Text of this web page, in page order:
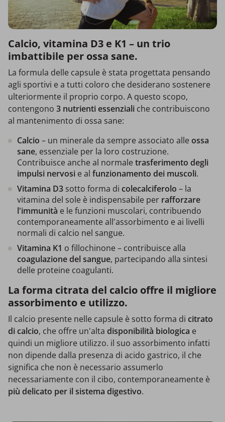
Calcio, vitamina D3 e K1 – un trio
imbattibile per ossa sane.
La formula delle capsule è stata progettata pensando
agli sportivi e a tutti coloro che desiderano sostenere
ulteriormente il proprio corpo. A questo scopo,
contengono 3 nutrienti essenziali che contribuiscono
al mantenimento di ossa sane:
Calcio – un minerale da sempre associato alle ossa
sane, essenziale per la loro costruzione.
Contribuisce anche al normale trasferimento degli
impulsi nervosi e al funzionamento dei muscoli.
Vitamina D3 sotto forma di colecalciferolo – la
vitamina del sole è indispensabile per rafforzare
l'immunità e le funzioni muscolari, contribuendo
contemporaneamente all'assorbimento e ai livelli
normali di calcio nel sangue.
Vitamina K1 o fillochinone – contribuisce alla
coagulazione del sangue, partecipando alla sintesi
delle proteine coagulanti.
La forma citrata del calcio offre il migliore
assorbimento e utilizzo.
Il calcio presente nelle capsule è sotto forma di citrato
di calcio, che offre un'alta disponibilità biologica e
quindi un migliore utilizzo. il suo assorbimento infatti
non dipende dalla presenza di acido gastrico, il che
significa che non è necessario assumerlo
necessariamente con il cibo, contemporaneamente è
più delicato per il sistema digestivo.